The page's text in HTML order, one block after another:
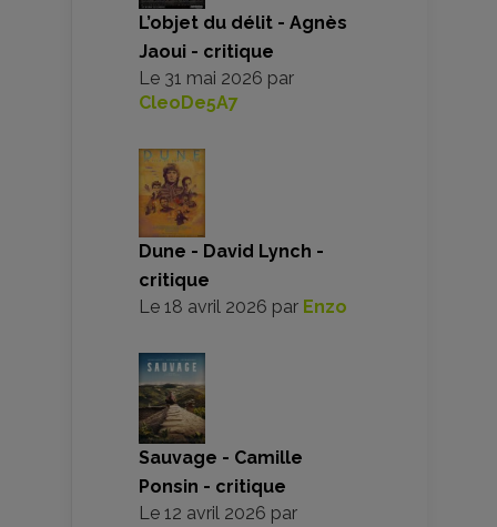
L’objet du délit - Agnès
Jaoui - critique
Le 31 mai 2026 par
CleoDe5A7
Dune - David Lynch -
critique
Le 18 avril 2026 par Enzo
Sauvage - Camille
Ponsin - critique
Le 12 avril 2026 par